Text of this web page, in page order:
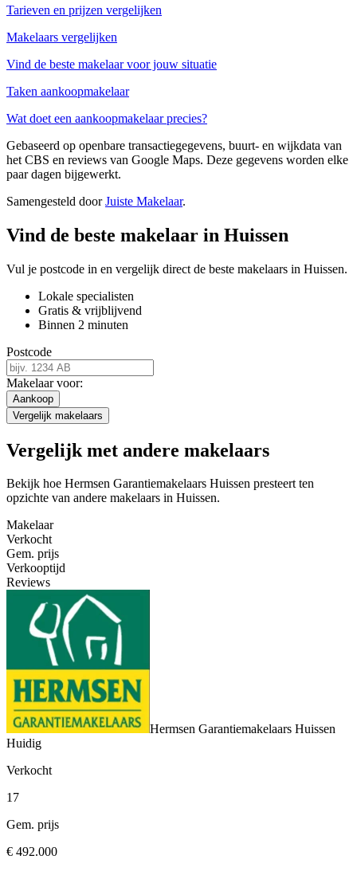
Tarieven en prijzen vergelijken
Makelaars vergelijken
Vind de beste makelaar voor jouw situatie
Taken aankoopmakelaar
Wat doet een aankoopmakelaar precies?
Gebaseerd op openbare transactiegegevens, buurt- en wijkdata van
het CBS en reviews van Google Maps. Deze gegevens worden elke
paar dagen bijgewerkt.
Samengesteld doorJuiste Makelaar.
Vind de beste makelaar in Huissen
Vul je postcode in en vergelijk direct de beste makelaars in Huissen.
Lokale specialisten
Gratis & vrijblijvend
Binnen 2 minuten
Postcode
Makelaar voor:
Aankoop
Vergelijk makelaars
Vergelijk met andere makelaars
Bekijk hoe Hermsen Garantiemakelaars Huissen presteert ten
opzichte van andere makelaars in Huissen.
Makelaar
Verkocht
Gem. prijs
Verkooptijd
Reviews
Hermsen Garantiemakelaars Huissen
Huidig
Verkocht
17
Gem. prijs
€ 492.000